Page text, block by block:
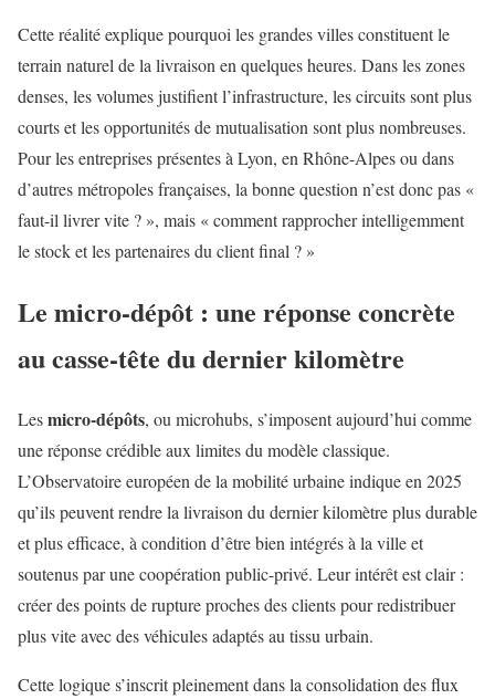
Cette réalité explique pourquoi les grandes villes constituent le
terrain naturel de la livraison en quelques heures. Dans les zones
denses, les volumes justifient l’infrastructure, les circuits sont plus
courts et les opportunités de mutualisation sont plus nombreuses.
Pour les entreprises présentes à Lyon, en Rhône-Alpes ou dans
d’autres métropoles françaises, la bonne question n’est donc pas «
faut-il livrer vite ? », mais « comment rapprocher intelligemment
le stock et les partenaires du client final ? »
Le micro-dépôt : une réponse concrète
au casse-tête du dernier kilomètre
Lesmicro-dépôts, ou microhubs, s’imposent aujourd’hui comme
une réponse crédible aux limites du modèle classique.
L’Observatoire européen de la mobilité urbaine indique en 2025
qu’ils peuvent rendre la livraison du dernier kilomètre plus durable
et plus efficace, à condition d’être bien intégrés à la ville et
soutenus par une coopération public-privé. Leur intérêt est clair :
créer des points de rupture proches des clients pour redistribuer
plus vite avec des véhicules adaptés au tissu urbain.
Cette logique s’inscrit pleinement dans la consolidation des flux